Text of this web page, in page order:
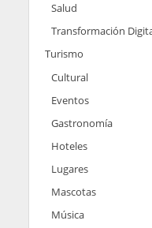
Salud
Transformación
Turismo
Cultural
Eventos
Gastronomía
Hoteles
Lugares
Mascotas
Música